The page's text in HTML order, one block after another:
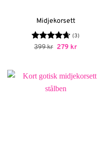
Midjekorsett
Betygsatt
(3)
399kr Det
399 kr.
279 krDet
279 kr.